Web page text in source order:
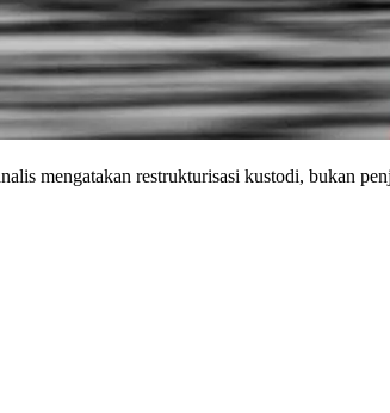
mengatakan restrukturisasi kustodi, bukan